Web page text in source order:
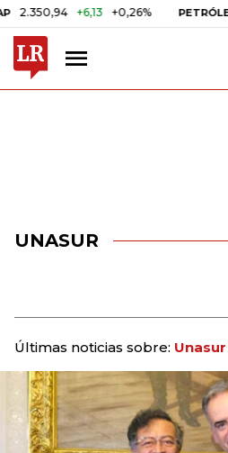
+6,13 +0,26% PETRÓLEO WTI
UNASUR
Últimas noticias sobre: Unasur